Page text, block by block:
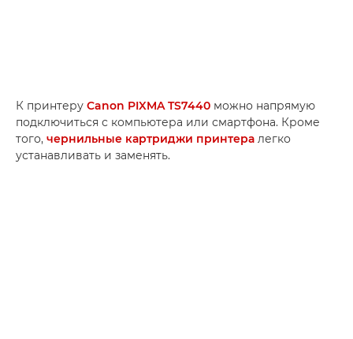
К принтеру Canon PIXMA TS7440 можно напрямую
подключиться с компьютера или смартфона. Кроме
того, чернильные картриджи принтера легко
устанавливать и заменять.